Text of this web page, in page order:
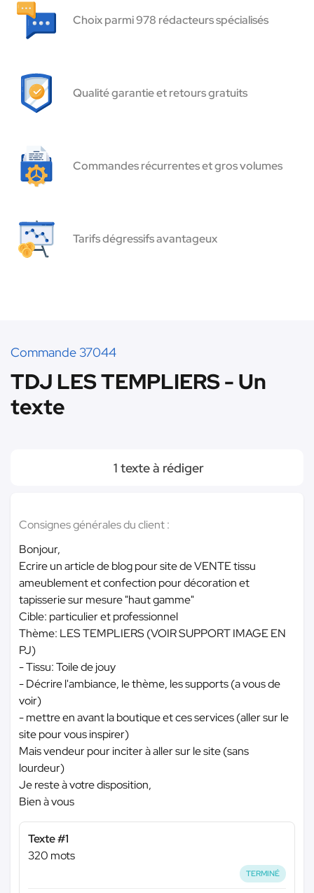
Choix parmi 978 rédacteurs spécialisés
Qualité garantie et retours gratuits
Commandes récurrentes et gros volumes
Tarifs dégressifs avantageux
Commande 37044
TDJ LES TEMPLIERS - Un
texte
1 texte à rédiger
Consignes générales du client :
Bonjour,
Ecrire un article de blog pour site de VENTE tissu
ameublement et confection pour décoration et
tapisserie sur mesure "haut gamme"
Cible: particulier et professionnel
Thème: LES TEMPLIERS (VOIR SUPPORT IMAGE EN
PJ)
- Tissu: Toile de jouy
- Décrire l'ambiance, le thème, les supports (a vous de
voir)
- mettre en avant la boutique et ces services (aller sur le
site pour vous inspirer)
Mais vendeur pour inciter à aller sur le site (sans
lourdeur)
Je reste à votre disposition,
Bien à vous
Texte #1
320 mots
TERMINÉ